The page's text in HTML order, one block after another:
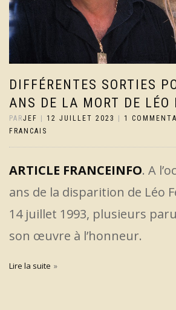
DIFFÉRENTES SORTIES
ANS DE LA MORT DE LÉO
PARJEF 12 JUILLET 2023 1
FRANCAIS
ARTICLE FRANCEINFO. A
ans de la disparition de Léo
14 juillet 1993, plusieurs
son œuvre à l’honneur.
Lire la suite